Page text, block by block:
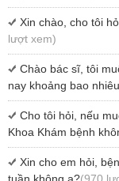
Xin chào, cho tôi
lượt xem)
Chào bác sĩ, tôi
nay khoảng bao
Cho tôi hỏi, nếu
Khoa Khám bệnh
Xin cho em hỏi,